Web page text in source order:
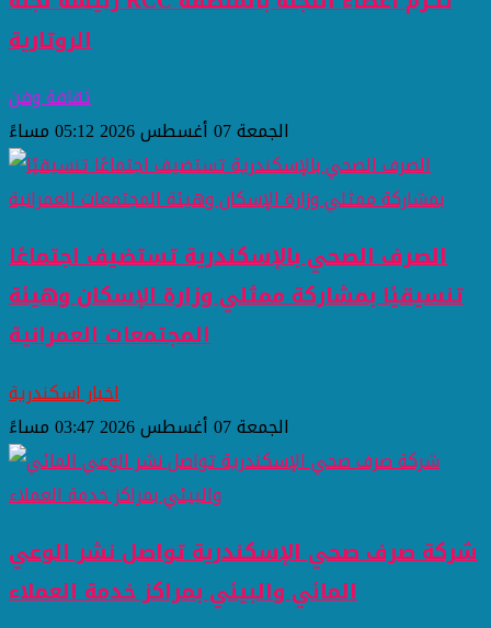
الروتارية
ثقافة وفن
الجمعة 07 أغسطس 2026 05:12 مساءً
الصرف الصحي بالإسكندرية تستضيف اجتماعًا
تنسيقيًا بمشاركة ممثلي وزارة الإسكان وهيئة
المجتمعات العمرانية
اخبار اسكندرية
الجمعة 07 أغسطس 2026 03:47 مساءً
شركة صرف صحي الإسكندرية تواصل نشر الوعي
المائي والبيئي بمراكز خدمة العملاء